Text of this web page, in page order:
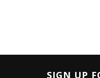
SIGN UP